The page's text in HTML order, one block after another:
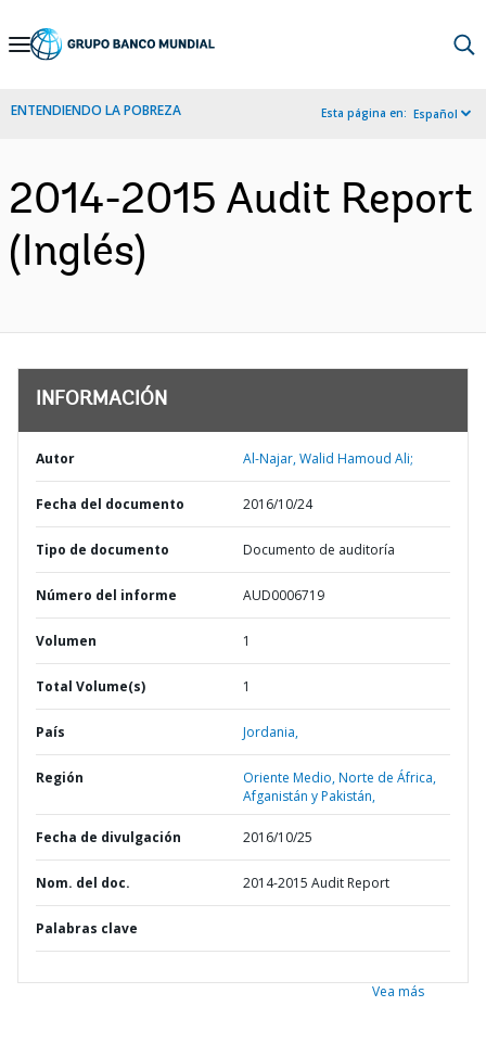
Skip
Navigation
ENTENDIENDO LA POBREZA Esta página en: Español
2014-2015 Audit Report
(Inglés)
INFORMACIÓN
Autor Al-Najar, Walid Hamoud Ali;
Fecha del documento 2016/10/24
Tipo de documento Documento de auditoría
Número del informe AUD0006719
Volumen 1
Total Volume(s) 1
País Jordania,
Región
Oriente Medio, Norte de África,
Afganistán y Pakistán,
Fecha de divulgación 2016/10/25
Nom. del doc. 2014-2015 Audit Report
Palabras clave
Vea más